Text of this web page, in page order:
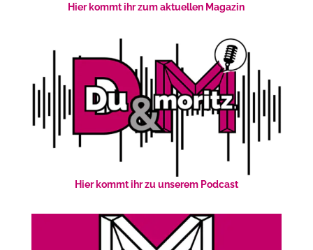
Hier kommt ihr zum aktuellen Magazin
Hier kommt ihr zu unserem Podcast